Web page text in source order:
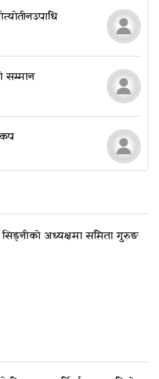
तीन उपाधि
सम्मान
अध्यक्षमा समिता गुरुङ